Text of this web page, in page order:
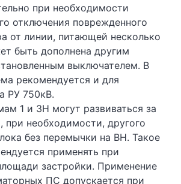
при необходимости
отключения поврежденного
от линии, питающей несколько
быть дополнена другим
выключателем. В
рекомендуется и для
РУ 750кВ.
1 и 3Н могут развиваться за
при необходимости, другого
без перемычки на ВН. Такое
применять при
застройки. Применение
ПС допускается при